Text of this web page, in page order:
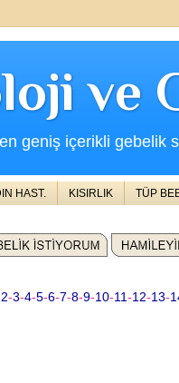
ve
geniş içerikli gebelik
HAST. KISIRLIK TÜP
2-3-4-5-6-7-8-9-10-11-12-13-